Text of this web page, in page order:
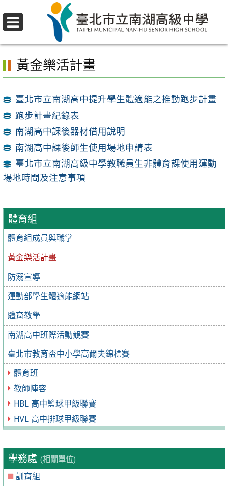
至
容
行政單位
體育組
體育組成員與職掌
黃金樂活計畫
防溺宣導
運動部學生體適能網站
體育教學
南湖高中班際活動競賽
臺北市教育盃中小學高爾夫錦標賽
體育班
教師陣容
HBL 高中籃球甲級聯賽
HVL 高中排球甲級聯賽
學務處 (相關單位)
訓育組
黃金樂活計畫
臺北市立南湖高中提升學生體適能之推動跑步計畫
跑步計畫紀錄表
南湖高中課後器材借用說明
南湖高中課後師生使用場地申請表
臺北市立南湖高級中學教職員生非體育課使用運動
場地時間及注意事項
選
單